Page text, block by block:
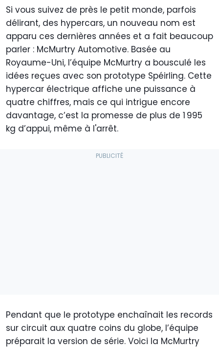
Si vous suivez de près le petit monde, parfois
délirant, des hypercars, un nouveau nom est
apparu ces dernières années et a fait beaucoup
parler : McMurtry Automotive. Basée au
Royaume-Uni, l’équipe McMurtry a bousculé les
idées reçues avec son prototype Spéirling. Cette
hypercar électrique affiche une puissance à
quatre chiffres, mais ce qui intrigue encore
davantage, c’est la promesse de plus de 1 995
kg d’appui, même à l'arrêt.
Pendant que le prototype enchaînait les records
sur circuit aux quatre coins du globe, l’équipe
préparait la version de série. Voici la McMurtry